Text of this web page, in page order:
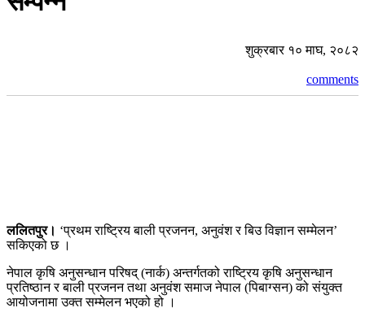
शुक्रबार १० माघ, २०८२
comments
ललितपुर। ‘प्रथम राष्ट्रिय बाली प्रजनन, अनुवंश र बिउ विज्ञान सम्मेलन’
सकिएको छ ।
नेपाल कृषि अनुसन्धान परिषद् (नार्क) अन्तर्गतको राष्ट्रिय कृषि अनुसन्धान
प्रतिष्ठान र बाली प्रजनन तथा अनुवंश समाज नेपाल (पिबाग्सन) को संयुक्त
आयोजनामा उक्त सम्मेलन भएको हो ।